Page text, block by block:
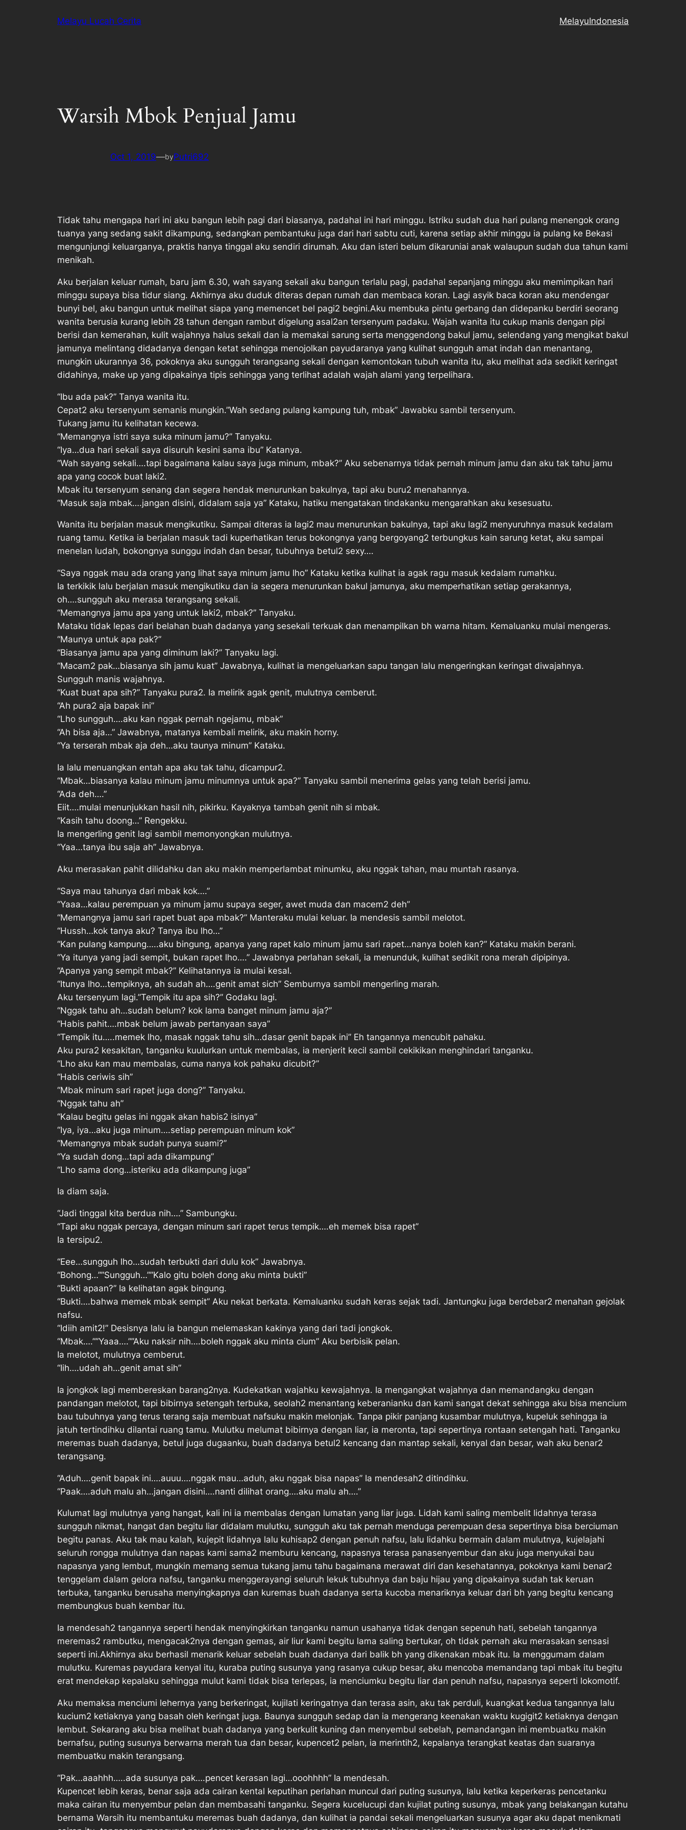
Melayu Lucah Cerita MelayuIndonesia
Warsih Mbok Penjual Jamu
Oct 1, 2019—byPutri692
Tidak tahu mengapa hari ini aku bangun lebih pagi dari biasanya, padahal ini hari minggu. Istriku sudah dua hari pulang menengok orang
tuanya yang sedang sakit dikampung, sedangkan pembantuku juga dari hari sabtu cuti, karena setiap akhir minggu ia pulang ke Bekasi
mengunjungi keluarganya, praktis hanya tinggal aku sendiri dirumah. Aku dan isteri belum dikaruniai anak walaupun sudah dua tahun kami
menikah.
Aku berjalan keluar rumah, baru jam 6.30, wah sayang sekali aku bangun terlalu pagi, padahal sepanjang minggu aku memimpikan hari
minggu supaya bisa tidur siang. Akhirnya aku duduk diteras depan rumah dan membaca koran. Lagi asyik baca koran aku mendengar
bunyi bel, aku bangun untuk melihat siapa yang memencet bel pagi2 begini.Aku membuka pintu gerbang dan didepanku berdiri seorang
wanita berusia kurang lebih 28 tahun dengan rambut digelung asal2an tersenyum padaku. Wajah wanita itu cukup manis dengan pipi
berisi dan kemerahan, kulit wajahnya halus sekali dan ia memakai sarung serta menggendong bakul jamu, selendang yang mengikat bakul
jamunya melintang didadanya dengan ketat sehingga menojolkan payudaranya yang kulihat sungguh amat indah dan menantang,
mungkin ukurannya 36, pokoknya aku sungguh terangsang sekali dengan kemontokan tubuh wanita itu, aku melihat ada sedikit keringat
didahinya, make up yang dipakainya tipis sehingga yang terlihat adalah wajah alami yang terpelihara.
“Ibu ada pak?” Tanya wanita itu.
Cepat2 aku tersenyum semanis mungkin.”Wah sedang pulang kampung tuh, mbak” Jawabku sambil tersenyum.
Tukang jamu itu kelihatan kecewa.
“Memangnya istri saya suka minum jamu?” Tanyaku.
“Iya…dua hari sekali saya disuruh kesini sama ibu” Katanya.
“Wah sayang sekali….tapi bagaimana kalau saya juga minum, mbak?” Aku sebenarnya tidak pernah minum jamu dan aku tak tahu jamu
apa yang cocok buat laki2.
Mbak itu tersenyum senang dan segera hendak menurunkan bakulnya, tapi aku buru2 menahannya.
“Masuk saja mbak….jangan disini, didalam saja ya” Kataku, hatiku mengatakan tindakanku mengarahkan aku kesesuatu.
Wanita itu berjalan masuk mengikutiku. Sampai diteras ia lagi2 mau menurunkan bakulnya, tapi aku lagi2 menyuruhnya masuk kedalam
ruang tamu. Ketika ia berjalan masuk tadi kuperhatikan terus bokongnya yang bergoyang2 terbungkus kain sarung ketat, aku sampai
menelan ludah, bokongnya sunggu indah dan besar, tubuhnya betul2 sexy….
“Saya nggak mau ada orang yang lihat saya minum jamu lho” Kataku ketika kulihat ia agak ragu masuk kedalam rumahku.
Ia terkikik lalu berjalan masuk mengikutiku dan ia segera menurunkan bakul jamunya, aku memperhatikan setiap gerakannya,
oh….sungguh aku merasa terangsang sekali.
“Memangnya jamu apa yang untuk laki2, mbak?” Tanyaku.
Mataku tidak lepas dari belahan buah dadanya yang sesekali terkuak dan menampilkan bh warna hitam. Kemaluanku mulai mengeras.
“Maunya untuk apa pak?”
“Biasanya jamu apa yang diminum laki?” Tanyaku lagi.
“Macam2 pak…biasanya sih jamu kuat” Jawabnya, kulihat ia mengeluarkan sapu tangan lalu mengeringkan keringat diwajahnya.
Sungguh manis wajahnya.
“Kuat buat apa sih?” Tanyaku pura2. Ia melirik agak genit, mulutnya cemberut.
“Ah pura2 aja bapak ini”
“Lho sungguh….aku kan nggak pernah ngejamu, mbak”
“Ah bisa aja…” Jawabnya, matanya kembali melirik, aku makin horny.
“Ya terserah mbak aja deh…aku taunya minum” Kataku.
Ia lalu menuangkan entah apa aku tak tahu, dicampur2.
“Mbak…biasanya kalau minum jamu minumnya untuk apa?” Tanyaku sambil menerima gelas yang telah berisi jamu.
“Ada deh….”
Eiit….mulai menunjukkan hasil nih, pikirku. Kayaknya tambah genit nih si mbak.
“Kasih tahu doong…” Rengekku.
Ia mengerling genit lagi sambil memonyongkan mulutnya.
“Yaa…tanya ibu saja ah” Jawabnya.
Aku merasakan pahit dilidahku dan aku makin memperlambat minumku, aku nggak tahan, mau muntah rasanya.
“Saya mau tahunya dari mbak kok….”
“Yaaa…kalau perempuan ya minum jamu supaya seger, awet muda dan macem2 deh”
“Memangnya jamu sari rapet buat apa mbak?” Manteraku mulai keluar. Ia mendesis sambil melotot.
“Hussh…kok tanya aku? Tanya ibu lho…”
“Kan pulang kampung…..aku bingung, apanya yang rapet kalo minum jamu sari rapet…nanya boleh kan?” Kataku makin berani.
“Ya itunya yang jadi sempit, bukan rapet lho….” Jawabnya perlahan sekali, ia menunduk, kulihat sedikit rona merah dipipinya.
“Apanya yang sempit mbak?” Kelihatannya ia mulai kesal.
“Itunya lho…tempiknya, ah sudah ah….genit amat sich” Semburnya sambil mengerling marah.
Aku tersenyum lagi.”Tempik itu apa sih?” Godaku lagi.
“Nggak tahu ah…sudah belum? kok lama banget minum jamu aja?”
“Habis pahit….mbak belum jawab pertanyaan saya”
“Tempik itu…..memek lho, masak nggak tahu sih…dasar genit bapak ini” Eh tangannya mencubit pahaku.
Aku pura2 kesakitan, tanganku kuulurkan untuk membalas, ia menjerit kecil sambil cekikikan menghindari tanganku.
“Lho aku kan mau membalas, cuma nanya kok pahaku dicubit?”
“Habis ceriwis sih”
“Mbak minum sari rapet juga dong?” Tanyaku.
“Nggak tahu ah”
“Kalau begitu gelas ini nggak akan habis2 isinya”
“Iya, iya…aku juga minum….setiap perempuan minum kok”
“Memangnya mbak sudah punya suami?”
“Ya sudah dong…tapi ada dikampung”
“Lho sama dong…isteriku ada dikampung juga”
Ia diam saja.
“Jadi tinggal kita berdua nih….” Sambungku.
“Tapi aku nggak percaya, dengan minum sari rapet terus tempik….eh memek bisa rapet”
Ia tersipu2.
“Eee…sungguh lho…sudah terbukti dari dulu kok” Jawabnya.
“Bohong…””Sungguh…””Kalo gitu boleh dong aku minta bukti”
“Bukti apaan?” Ia kelihatan agak bingung.
“Bukti….bahwa memek mbak sempit” Aku nekat berkata. Kemaluanku sudah keras sejak tadi. Jantungku juga berdebar2 menahan gejolak
nafsu.
“Idiih amit2!” Desisnya lalu ia bangun melemaskan kakinya yang dari tadi jongkok.
“Mbak….””Yaaa….””Aku naksir nih….boleh nggak aku minta cium” Aku berbisik pelan.
Ia melotot, mulutnya cemberut.
“Iih….udah ah…genit amat sih”
Ia jongkok lagi membereskan barang2nya. Kudekatkan wajahku kewajahnya. Ia mengangkat wajahnya dan memandangku dengan
pandangan melotot, tapi bibirnya setengah terbuka, seolah2 menantang keberanianku dan kami sangat dekat sehingga aku bisa mencium
bau tubuhnya yang terus terang saja membuat nafsuku makin melonjak. Tanpa pikir panjang kusambar mulutnya, kupeluk sehingga ia
jatuh tertindihku dilantai ruang tamu. Mulutku melumat bibirnya dengan liar, ia meronta, tapi sepertinya rontaan setengah hati. Tanganku
meremas buah dadanya, betul juga dugaanku, buah dadanya betul2 kencang dan mantap sekali, kenyal dan besar, wah aku benar2
terangsang.
“Aduh….genit bapak ini….auuu….nggak mau…aduh, aku nggak bisa napas” Ia mendesah2 ditindihku.
“Paak….aduh malu ah…jangan disini….nanti dilihat orang….aku malu ah….”
Kulumat lagi mulutnya yang hangat, kali ini ia membalas dengan lumatan yang liar juga. Lidah kami saling membelit lidahnya terasa
sungguh nikmat, hangat dan begitu liar didalam mulutku, sungguh aku tak pernah menduga perempuan desa sepertinya bisa berciuman
begitu panas. Aku tak mau kalah, kujepit lidahnya lalu kuhisap2 dengan penuh nafsu, lalu lidahku bermain dalam mulutnya, kujelajahi
seluruh rongga mulutnya dan napas kami sama2 memburu kencang, napasnya terasa panasenyembur dan aku juga menyukai bau
napasnya yang lembut, mungkin memang semua tukang jamu tahu bagaimana merawat diri dan kesehatannya, pokoknya kami benar2
tenggelam dalam gelora nafsu, tanganku menggerayangi seluruh lekuk tubuhnya dan baju hijau yang dipakainya sudah tak keruan
terbuka, tanganku berusaha menyingkapnya dan kuremas buah dadanya serta kucoba menariknya keluar dari bh yang begitu kencang
membungkus buah kembar itu.
Ia mendesah2 tangannya seperti hendak menyingkirkan tanganku namun usahanya tidak dengan sepenuh hati, sebelah tangannya
meremas2 rambutku, mengacak2nya dengan gemas, air liur kami begitu lama saling bertukar, oh tidak pernah aku merasakan sensasi
seperti ini.Akhirnya aku berhasil menarik keluar sebelah buah dadanya dari balik bh yang dikenakan mbak itu. Ia menggumam dalam
mulutku. Kuremas payudara kenyal itu, kuraba puting susunya yang rasanya cukup besar, aku mencoba memandang tapi mbak itu begitu
erat mendekap kepalaku sehingga mulut kami tidak bisa terlepas, ia menciumku begitu liar dan penuh nafsu, napasnya seperti lokomotif.
Aku memaksa menciumi lehernya yang berkeringat, kujilati keringatnya dan terasa asin, aku tak perduli, kuangkat kedua tangannya lalu
kucium2 ketiaknya yang basah oleh keringat juga. Baunya sungguh sedap dan ia mengerang keenakan waktu kugigit2 ketiaknya dengan
lembut. Sekarang aku bisa melihat buah dadanya yang berkulit kuning dan menyembul sebelah, pemandangan ini membuatku makin
bernafsu, puting susunya berwarna merah tua dan besar, kupencet2 pelan, ia merintih2, kepalanya terangkat keatas dan suaranya
membuatku makin terangsang.
“Pak…aaahhh…..ada susunya pak….pencet kerasan lagi…ooohhhh” Ia mendesah.
Kupencet lebih keras, benar saja ada cairan kental keputihan perlahan muncul dari puting susunya, lalu ketika keperkeras pencetanku
maka cairan itu menyembur pelan dan membasahi tanganku. Segera kucelucupi dan kujilat puting susunya, mbak yang belakangan kutahu
bernama Warsih itu membantuku meremas buah dadanya, dan kulihat ia pandai sekali mengeluarkan susunya agar aku dapat menikmati